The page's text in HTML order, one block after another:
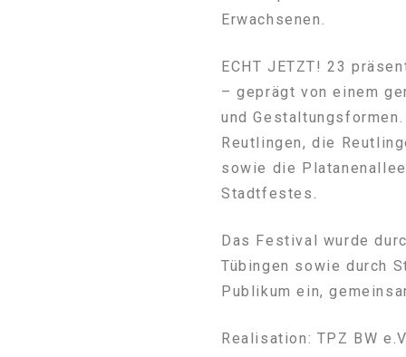
Erwachsenen.
ECHT JETZT! 23
– geprägt von einem
und
Reutlingen, die
sowie die
Stadtfestes.
Das Festival wurde
Tübingen sowie durch
Publikum ein,
Realisation: TPZ BW